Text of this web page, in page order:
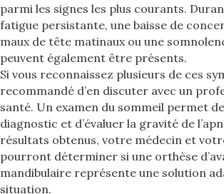
parmi les signes les plus courants.
fatigue persistante, une baisse de
maux de tête matinaux ou une
peuvent également être présents.
Si vous reconnaissez plusieurs de ces
recommandé d’en discuter avec un
santé. Un examen du sommeil permet
diagnostic et d’évaluer la gravité de
résultats obtenus, votre médecin et
pourront déterminer si une orthèse
mandibulaire représente une solution
situation.